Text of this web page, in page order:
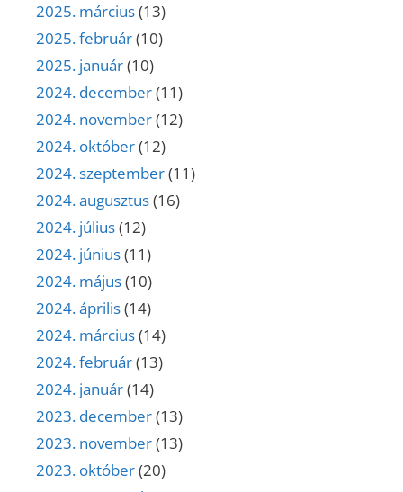
2025. március(13)
2025. február(10)
2025. január(10)
2024. december(11)
2024. november(12)
2024. október(12)
2024. szeptember(11)
2024. augusztus(16)
2024. július(12)
2024. június(11)
2024. május(10)
2024. április(14)
2024. március(14)
2024. február(13)
2024. január(14)
2023. december(13)
2023. november(13)
2023. október(20)